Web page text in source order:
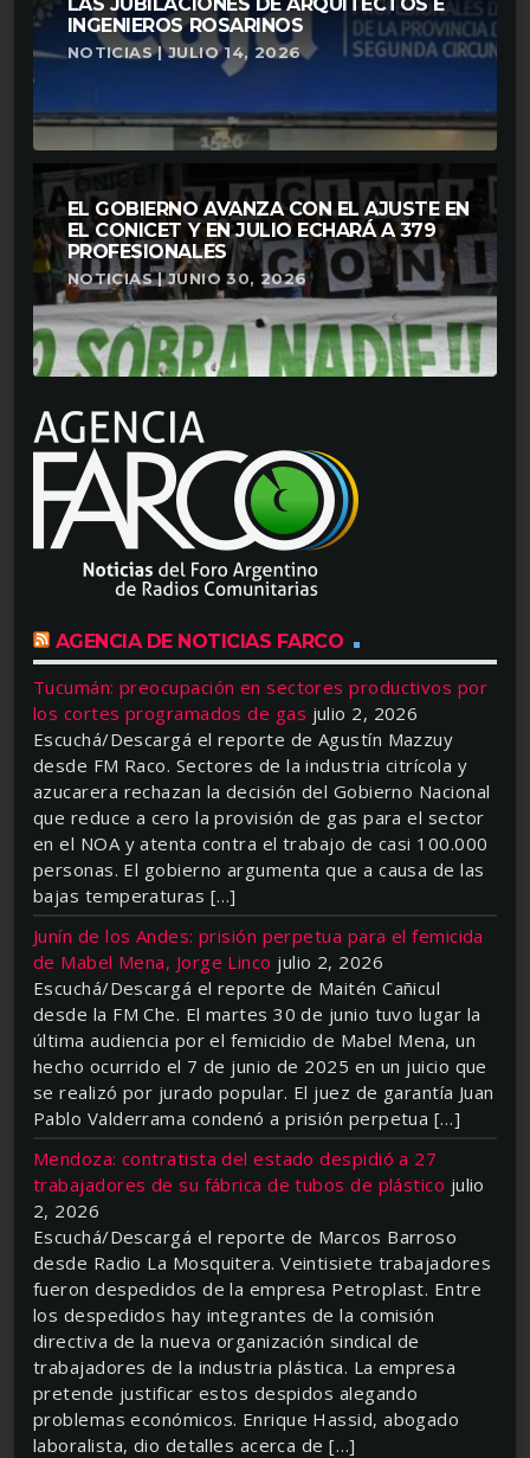
INGENIEROS ROSARINOS
NOTICIAS | JULIO 14, 2026
EL GOBIERNO AVANZA CON EL AJUSTE EN
EL CONICET Y EN JULIO ECHARÁ A 379
PROFESIONALES
NOTICIAS | JUNIO 30, 2026
AGENCIA DE NOTICIAS FARCO
Tucumán: preocupación en sectores productivos por
los cortes programados de gas julio 2, 2026
Escuchá/Descargá el reporte de Agustín Mazzuy
desde FM Raco. Sectores de la industria citrícola y
azucarera rechazan la decisión del Gobierno Nacional
que reduce a cero la provisión de gas para el sector
en el NOA y atenta contra el trabajo de casi 100.000
personas. El gobierno argumenta que a causa de las
bajas temperaturas […]
Junín de los Andes: prisión perpetua para el femicida
de Mabel Mena, Jorge Linco julio 2, 2026
Escuchá/Descargá el reporte de Maitén Cañicul
desde la FM Che. El martes 30 de junio tuvo lugar la
última audiencia por el femicidio de Mabel Mena, un
hecho ocurrido el 7 de junio de 2025 en un juicio que
se realizó por jurado popular. El juez de garantía Juan
Pablo Valderrama condenó a prisión perpetua […]
Mendoza: contratista del estado despidió a 27
trabajadores de su fábrica de tubos de plástico julio
2, 2026
Escuchá/Descargá el reporte de Marcos Barroso
desde Radio La Mosquitera. Veintisiete trabajadores
fueron despedidos de la empresa Petroplast. Entre
los despedidos hay integrantes de la comisión
directiva de la nueva organización sindical de
trabajadores de la industria plástica. La empresa
pretende justificar estos despidos alegando
problemas económicos. Enrique Hassid, abogado
laboralista, dio detalles acerca de […]